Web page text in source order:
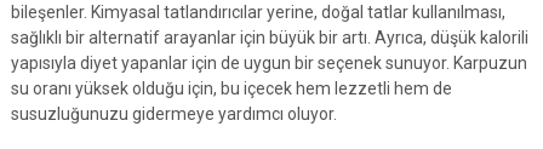
bileşenler. Kimyasal tatlandırıcılar yerine, doğal tatlar kullanılması,
sağlıklı bir alternatif arayanlar için büyük bir artı. Ayrıca, düşük kalorili
yapısıyla diyet yapanlar için de uygun bir seçenek sunuyor. Karpuzun
su oranı yüksek olduğu için, bu içecek hem lezzetli hem de
susuzluğunuzu gidermeye yardımcı oluyor.